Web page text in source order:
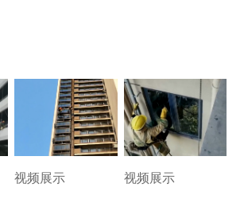
视频展示 视频展示